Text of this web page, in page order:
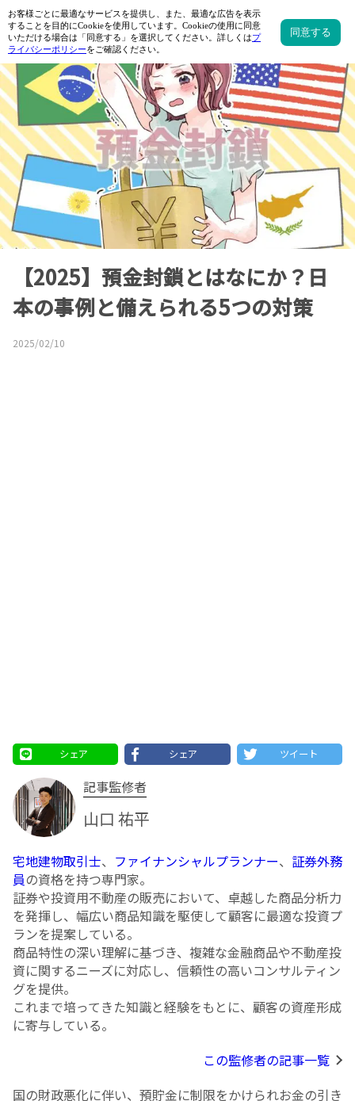
【2025】預金封鎖とはなにか？日
本の事例と備えられる5つの対策
2025/02/10
シェア シェア ツイート
記事監修者
山口 祐平
宅地建物取引士、 ファイナンシャルプランナー、 証券外務
員の資格を持つ専門家。
証券や投資用不動産の販売において、卓越した商品分析力
を発揮し、幅広い商品知識を駆使して顧客に最適な投資プ
ランを提案している。
商品特性の深い理解に基づき、複雑な金融商品や不動産投
資に関するニーズに対応し、信頼性の高いコンサルティン
グを提供。
これまで培ってきた知識と経験をもとに、顧客の資産形成
に寄与している。
この監修者の記事一覧
国の財政悪化に伴い、預貯金に制限をかけられお金の引き